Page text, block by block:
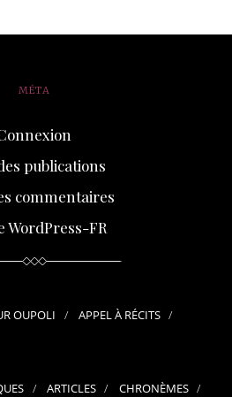
MÉTA
publications
commentaires
WordPress-FR
OUPOLI APPEL À RÉCITS
ARTICLES CHRONÈMES